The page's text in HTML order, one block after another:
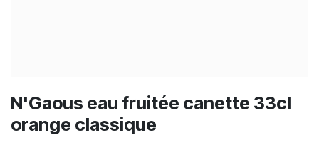
N'Gaous eau fruitée canette 33cl
orange classique